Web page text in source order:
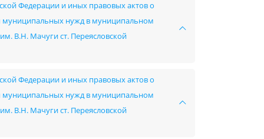
Федерации и иных правовых актов о
муниципальных нужд в муниципальном
В.Н. Мачуги ст. Переясловской
Федерации и иных правовых актов о
муниципальных нужд в муниципальном
В.Н. Мачуги ст. Переясловской